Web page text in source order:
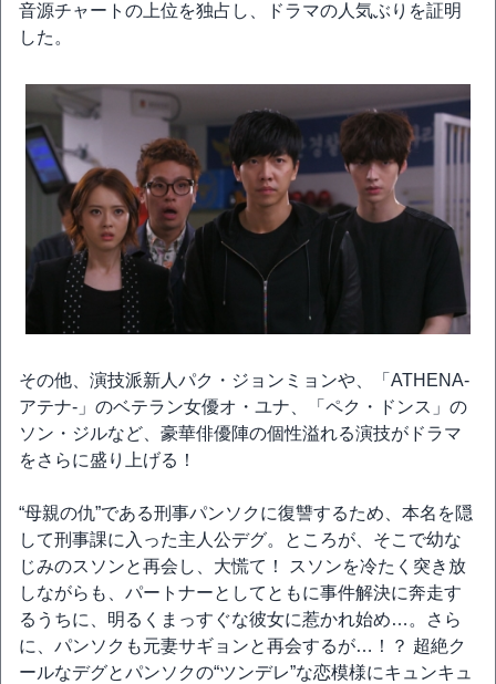
音源チャートの上位を独占し、ドラマの人気ぶりを証明
した。
その他、演技派新人パク・ジョンミョンや、「ATHENA-
アテナ-」のベテラン女優オ・ユナ、「ペク・ドンス」の
ソン・ジルなど、豪華俳優陣の個性溢れる演技がドラマ
をさらに盛り上げる！
“母親の仇”である刑事パンソクに復讐するため、本名を隠
して刑事課に入った主人公デグ。ところが、そこで幼な
じみのスソンと再会し、大慌て！ スソンを冷たく突き放
しながらも、パートナーとしてともに事件解決に奔走す
るうちに、明るくまっすぐな彼女に惹かれ始め…。さら
に、パンソクも元妻サギョンと再会するが…！？ 超絶ク
ールなデグとパンソクの“ツンデレ”な恋模様にキュンキュ